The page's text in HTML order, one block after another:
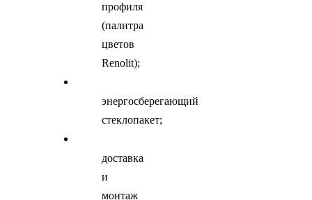
профиля
(палитра
цветов
Renolit);
энергосберегающий
стеклопакет;
доставка
и
монтаж